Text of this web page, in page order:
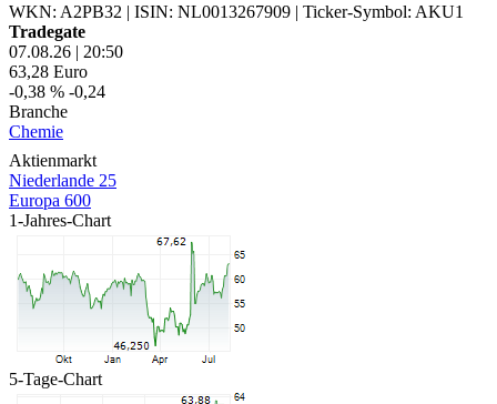
WKN: A2PB32 | ISIN: NL0013267909 | Ticker-Symbol: AKU1
Tradegate
07.08.26 | 20:50
63,28 Euro
-0,38 % -0,24
Branche
Chemie
Aktienmarkt
Niederlande 25
Europa 600
1-Jahres-Chart
5-Tage-Chart